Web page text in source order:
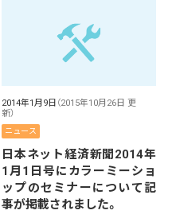
2014年1月9日 （2015年10月26日 更
新）
ニュース
日本ネット経済新聞2014年
1月1日号にカラーミーショ
ップのセミナーについて記
事が掲載されました。